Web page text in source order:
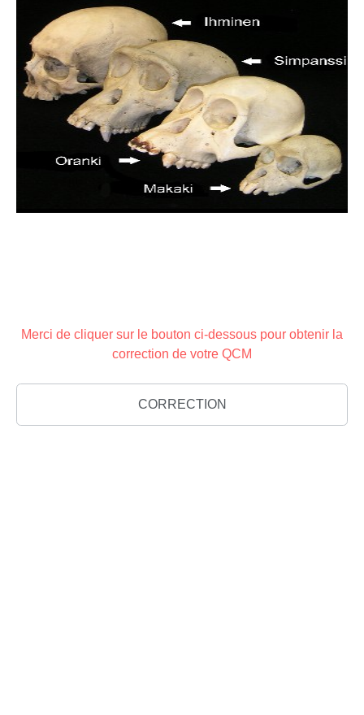
Merci de cliquer sur le bouton ci-dessous pour obtenir la
correction de votre QCM